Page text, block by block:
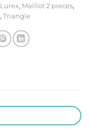
Lurex, Maillot 2 pieces,
, Triangle